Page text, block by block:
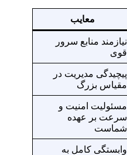
معایب
نیازمند منابع سرور
قوی
پیچیدگی مدیریت در
مقیاس بزرگ
مسئولیت امنیت و
سرعت بر عهده
شماست
وابستگی کامل به